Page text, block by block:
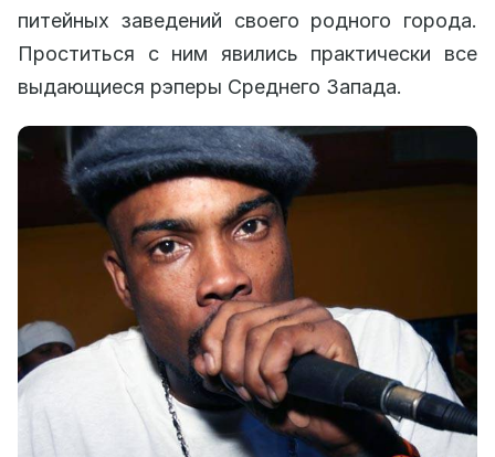
питейных заведений своего родного города.
Проститься с ним явились практически все
выдающиеся рэперы Среднего Запада.